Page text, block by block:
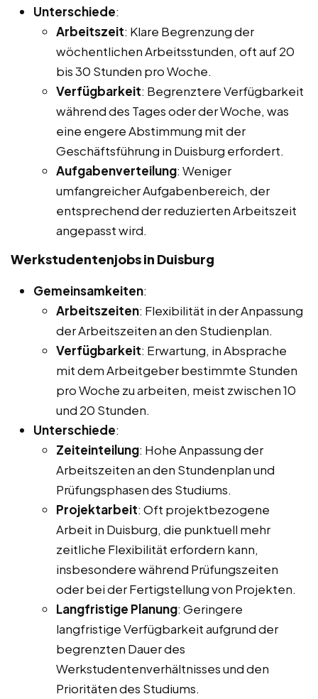
Unterschiede:
Arbeitszeit: Klare Begrenzung der
wöchentlichen Arbeitsstunden, oft auf 20
bis 30 Stunden pro Woche.
Verfügbarkeit: Begrenztere Verfügbarkeit
während des Tages oder der Woche, was
eine engere Abstimmung mit der
Geschäftsführung in Duisburg erfordert.
Aufgabenverteilung: Weniger
umfangreicher Aufgabenbereich, der
entsprechend der reduzierten Arbeitszeit
angepasst wird.
Werkstudentenjobs in Duisburg
Gemeinsamkeiten:
Arbeitszeiten: Flexibilität in der Anpassung
der Arbeitszeiten an den Studienplan.
Verfügbarkeit: Erwartung, in Absprache
mit dem Arbeitgeber bestimmte Stunden
pro Woche zu arbeiten, meist zwischen 10
und 20 Stunden.
Unterschiede:
Zeiteinteilung: Hohe Anpassung der
Arbeitszeiten an den Stundenplan und
Prüfungsphasen des Studiums.
Projektarbeit: Oft projektbezogene
Arbeit in Duisburg, die punktuell mehr
zeitliche Flexibilität erfordern kann,
insbesondere während Prüfungszeiten
oder bei der Fertigstellung von Projekten.
Langfristige Planung: Geringere
langfristige Verfügbarkeit aufgrund der
begrenzten Dauer des
Werkstudentenverhältnisses und den
Prioritäten des Studiums.